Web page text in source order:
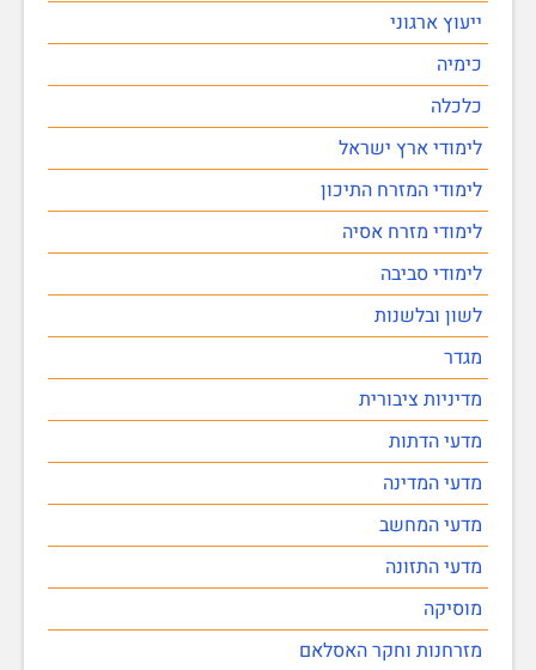
ייעוץ ארגוני
כימיה
כלכלה
לימודי ארץ ישראל
לימודי המזרח התיכון
לימודי מזרח אסיה
לימודי סביבה
לשון ובלשנות
מגדר
מדיניות ציבורית
מדעי הדתות
מדעי המדינה
מדעי המחשב
מדעי התזונה
מוסיקה
מזרחנות וחקר האסלאם